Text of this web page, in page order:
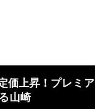
価上昇！プレミ
山崎